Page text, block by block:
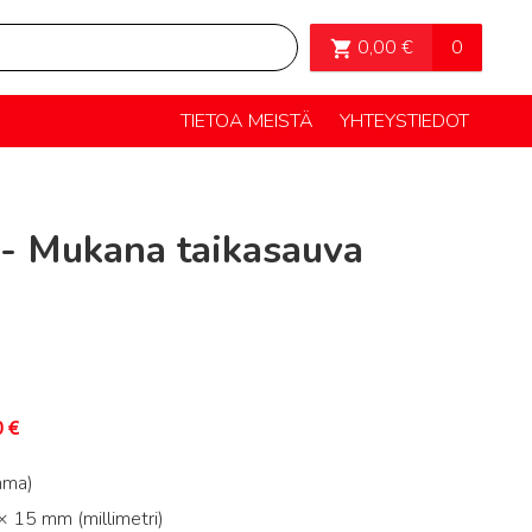
0,00 € 0
OSTOSKORI>
TIETOA MEISTÄ YHTEYSTIEDOT
Mukana taikasauva
€
15 mm (millimetri)